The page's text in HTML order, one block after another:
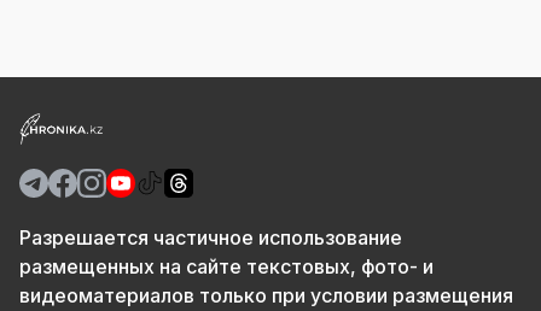
Разрешается частичное использование
размещенных на сайте текстовых, фото- и
видеоматериалов только при условии размещения